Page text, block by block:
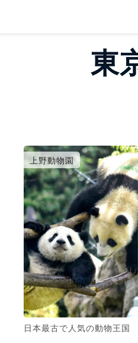
東
上野動物園
日本最古で人気の動物王国